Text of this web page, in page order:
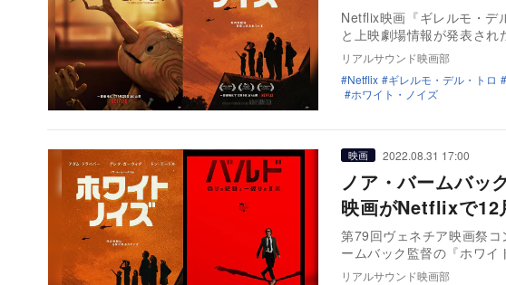
Netflix映画『ギレルモ・デ
と上映劇場情報が発表さ
リアルサウンド映画部
Netflix
ギレルモ・デル・トロ
ホワイト・ノイズ
映画 2022.08.31 17:00
ノア・バームバッ
映画がNetflixで12
第79回ヴェネチア映画祭
ームバック監督の『ホワ
リアルサウンド映画部